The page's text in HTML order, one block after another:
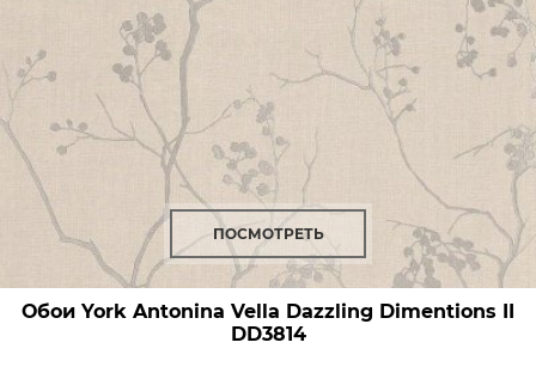
ПОСМОТРЕТЬ
Обои York Antonina Vella Dazzling Dimentions II
DD3814